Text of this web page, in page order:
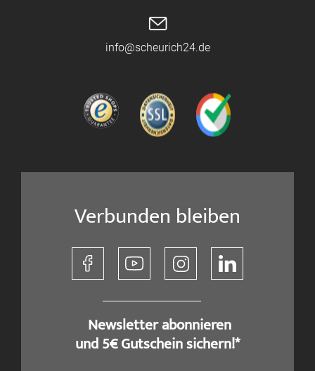
info@scheurich24.de
Verbunden bleiben
​ Newsletter abonnieren
und 5€ Gutschein sichern!*